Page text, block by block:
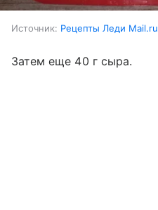
Источник: Рецепты Леди Mail.ru
Затем еще 40 г сыра.